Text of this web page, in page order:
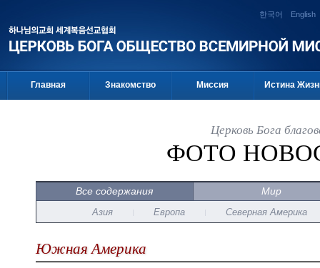
한국어 English
Главная Знакомство Миссия Истина
Церковь Бога
ФОТО
Все содержания Мир
Азия Европа Северная Америка
Южная Америка